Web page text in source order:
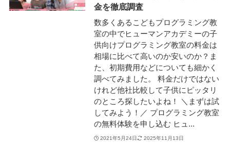
金を徹底調査
数多くあるこどもプログラミング教
室の中でヒューマンアカデミーの子
供向けプログラミング教室の料金は
相場に比べて高いのか安いのか？ま
た、初期費用などについても細かく
調べてみました。 料金だけではない
けれど他社比較して子供にピッタリ
のところ探したいよね！ ＼まずは試
してみよう！／ プログラミング教室
の無料体験を申し込む ヒュ...
2021年5月24日 2025年11月13日